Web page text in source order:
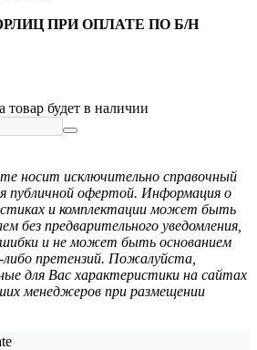
ПРИ ОПЛАТЕ ПО Б/Н
товар будет в наличии
носит исключительно справочный
публичной офертой. Информация о
и комплектации может быть
без предварительного уведомления,
и не может быть основанием
либо претензий. Пожалуйста,
для Вас характеристики на сайтах
менеджеров при размещении